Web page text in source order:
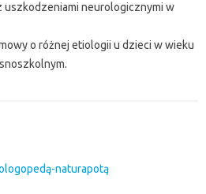
uszkodzeniami neurologicznymi w
o różnej etiologii u dzieci w wieku
naturapotą